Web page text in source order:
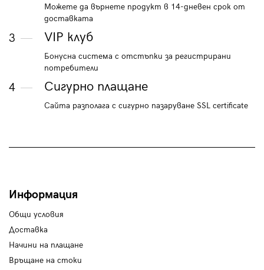
Можете да върнете продукт в 14-дневен срок от
доставката
3 VIP клуб
Бонусна система с отстъпки за регистрирани
потребители
4 Сигурно плащане
Сайта разполага с сигурно пазаруване SSL certificate
Информация
Общи условия
Доставка
Начини на плащане
Връщане на стоки